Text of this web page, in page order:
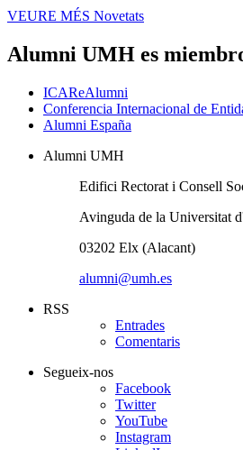
VEURE MÉS Novetats
Alumni UMH es
ICAReAlumni
Conferencia Internacional de
Alumni España
Alumni UMH
Edifici Rectorat i Consell
Avinguda de la Universitat
03202 Elx (Alacant)
alumni@umh.es
RSS
Entrades
Comentaris
Segueix-nos
Facebook
Twitter
YouTube
Instagram